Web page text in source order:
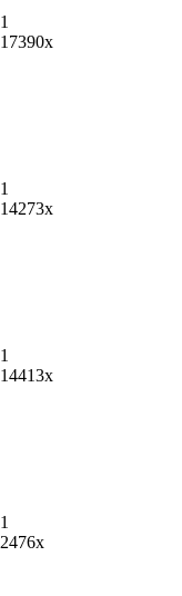
1
17390x
1
14273x
1
14413x
1
2476x